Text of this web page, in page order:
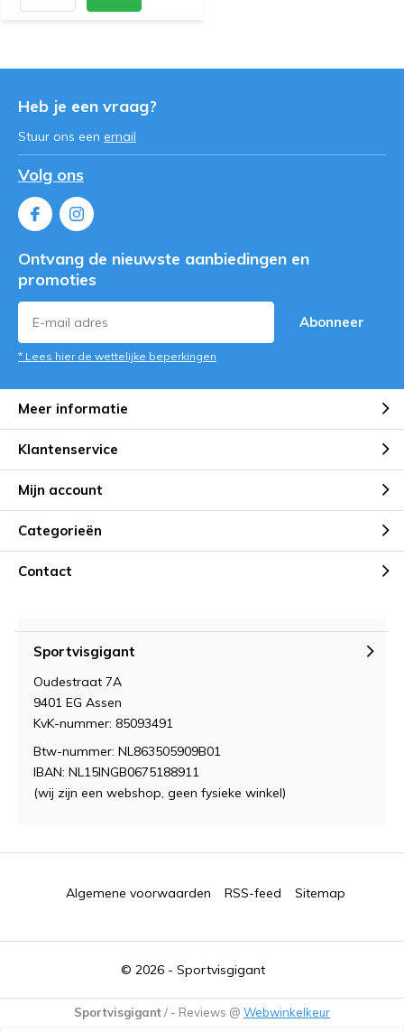
Heb je een vraag?
Stuur ons een email
Volg ons
Ontvang de nieuwste aanbiedingen en
promoties
Abonneer
* Lees hier de wettelijke beperkingen
Meer informatie
Klantenservice
Mijn account
Categorieën
Contact
Sportvisgigant
Oudestraat 7A
9401 EG Assen
KvK-nummer: 85093491
Btw-nummer: NL863505909B01
IBAN: NL15INGB0675188911
(wij zijn een webshop, geen fysieke winkel)
© 2026 - Sportvisgigant
Algemene voorwaarden RSS-feed Sitemap
Sportvisgigant/ - Reviews @ Webwinkelkeur